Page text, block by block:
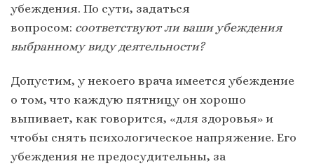
убеждения. По сути, задаться
вопросом: соответствуют ли ваши убеждения
выбранному виду деятельности?
Допустим, у некоего врача имеется убеждение
о том, что каждую пятницу он хорошо
выпивает, как говорится, «для здоровья» и
чтобы снять психологическое напряжение. Его
убеждения не предосудительны, за